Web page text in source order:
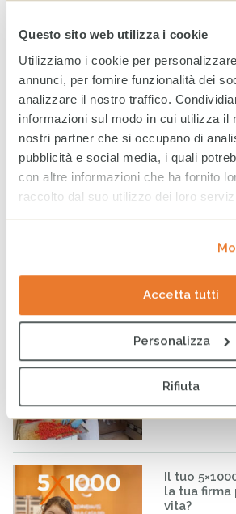
Questo sito web utilizza i cookie
Utilizziamo i cookie per
annunci, per fornire funzionalità dei
analizzare il nostro traffico.
informazioni sul modo in cui utilizza il
nostri partner che si occupano di
pubblicità e social media, i quali
con altre informazioni che ha fornito
raccolto dal suo utilizzo dei loro servizi.
Accetta tutti
Personalizza
Rifiuta
fatto per
23 GIUGNO 2026
CESVI
settima
regionale
all’infanzia
CESVI a
RISE-UP:
formativo
stranieri
Il tuo
la tua firma
vita?